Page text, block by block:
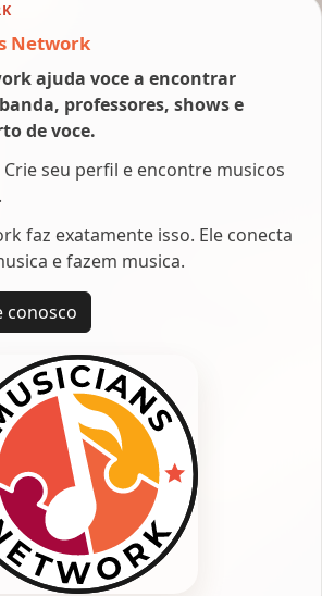
Network
ajuda voce a encontrar
professores, shows e
de voce.
seu perfil e encontre musicos
faz exatamente isso. Ele conecta
e fazem musica.
conosco